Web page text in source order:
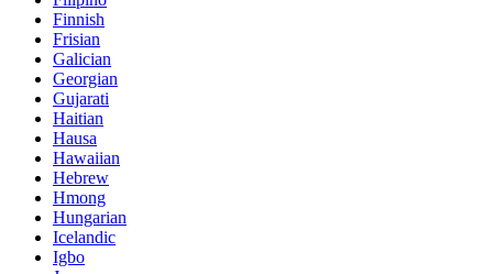
Finnish
Frisian
Galician
Georgian
Gujarati
Haitian
Hausa
Hawaiian
Hebrew
Hmong
Hungarian
Icelandic
Igbo